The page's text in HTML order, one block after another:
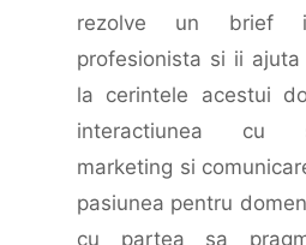
rezolve un brief
profesionista si ii
la cerintele acestui
interactiunea cu
marketing si
pasiunea pentru
cu partea sa